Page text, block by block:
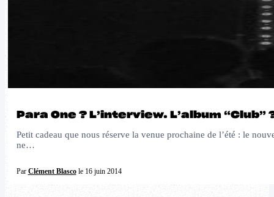
Para One ? L’interview. L’album “Club”
Petit cadeau que nous réserve la venue prochaine de l’été : le
ne…
Par Clément Blascole 16 juin 2014